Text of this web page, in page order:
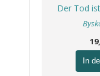
Der Tod
In